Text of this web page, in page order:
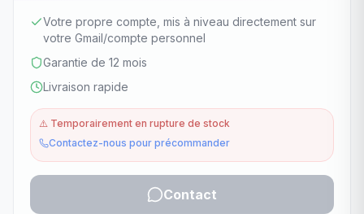
Votre propre compte, mis à niveau directement sur
votre Gmail/compte personnel
Garantie de 12 mois
Livraison rapide
⚠️ Temporairement en rupture de stock
Contactez-nous pour précommander
Contact